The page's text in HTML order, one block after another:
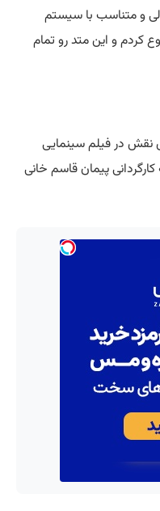
و متناسب با سیستم
كردم و اين متد رو تمام
نقش در فیلم سینمایی
پیمان قاسم خانی